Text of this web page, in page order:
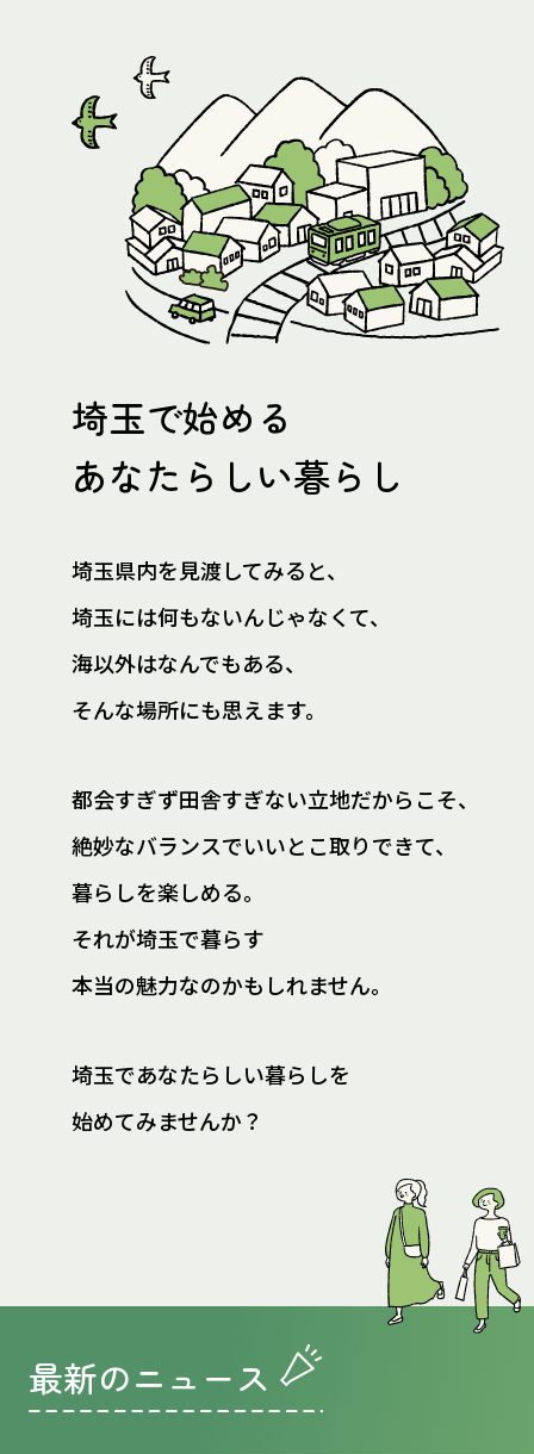
埼玉で始める
あなたらしい暮らし
埼玉県内を見渡してみると、
埼玉には何もないんじゃなくて、
海以外はなんでもある、
そんな場所にも思えます。
都会すぎず田舎すぎない立地だからこそ、
絶妙なバランスでいいとこ取りできて、
暮らしを楽しめる。
それが埼玉で暮らす
本当の魅力なのかもしれません。
埼玉であなたらしい暮らしを
始めてみませんか？
最新のニュース